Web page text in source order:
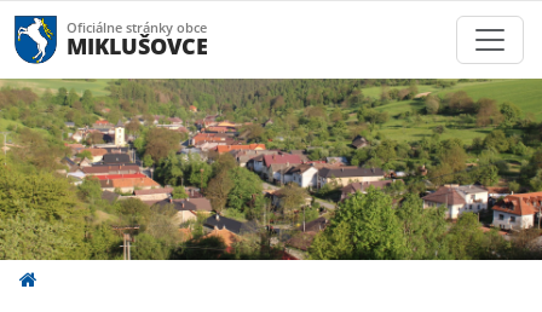
Oficiálne stránky obce
MIKLUŠOVCE